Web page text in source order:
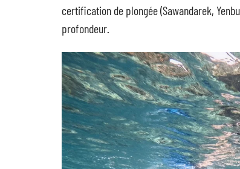
certification de plongée (Sawandarek,
profondeur.